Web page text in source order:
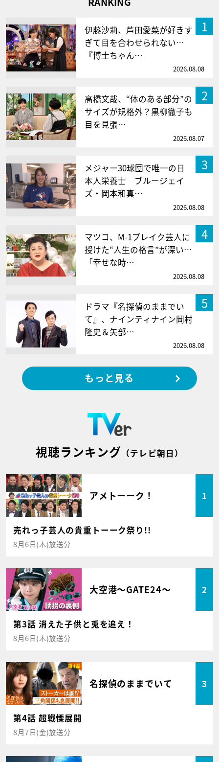
1
伊藤沙莉、芦田愛菜が好きす
ぎて目を合わせられない…
『博士ちゃん…
2026.08.08
2
高橋文哉、“体のある部分”の
サイズが規格外？黒柳徹子も
目を見張…
2026.08.07
3
メジャー30球団で唯一の日
本人栄養士 ブルージェイ
ズ・岡本和真…
2026.08.08
4
マツコ、M-1ブレイク芸人に
授けた“人生の格言”が深い…
「幸せな時…
2026.08.08
5
ドラマ『名探偵のままでい
て』、ナインティナイン岡村
隆史＆矢部…
2026.08.08
もっと見る
視聴ランキング （テレビ朝日）
アメトーーク！ 1
売れっ子芸人の貴重トーーク祭り!!
8月6日(木)放送分
大空港～GATE24～ 2
第3話 消えた子供と兎を追え！
8月6日(木)放送分
名探偵のままでいて 3
第4話 超戦慄展開
8月7日(金)放送分